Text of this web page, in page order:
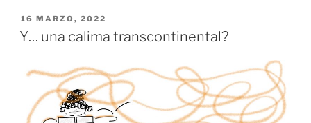
PUBLICADO
EL
16 MARZO, 2022
Y… una calima transcontinental?